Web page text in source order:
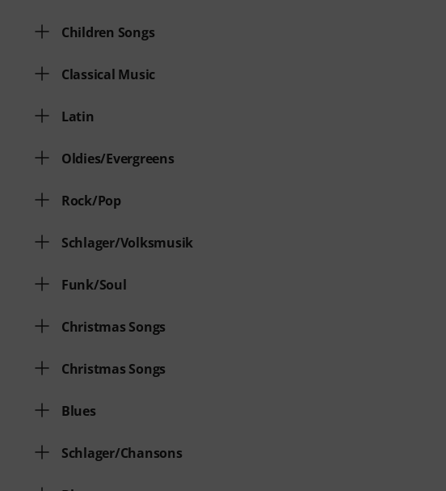
Children Songs
Classical Music
Latin
Oldies/Evergreens
Rock/Pop
Schlager/Volksmusik
Funk/Soul
Christmas Songs
Christmas Songs
Blues
Schlager/Chansons